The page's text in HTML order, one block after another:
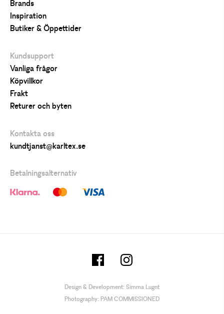
Brands
Inspiration
Butiker & Öppettider
Kundsupport
Vanliga frågor
Köpvillkor
Frakt
Returer och byten
Kontakta oss
kundtjanst@karltex.se
Betalningsalternativ
Design & Development: Simma Lugnt
Photography: PAM COMMISSIONED